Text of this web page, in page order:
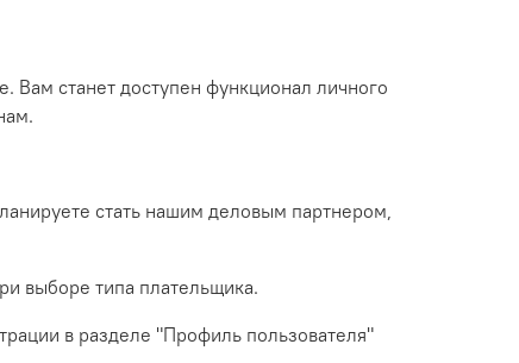
Вам станет доступен функционал личного
стать нашим деловым партнером,
выборе типа плательщика.
в разделе "Профиль пользователя"